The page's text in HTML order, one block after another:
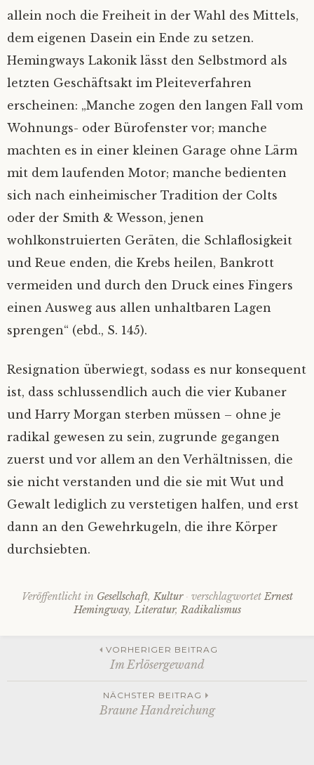
allein noch die Freiheit in der Wahl des Mittels,
dem eigenen Dasein ein Ende zu setzen.
Hemingways Lakonik lässt den Selbstmord als
letzten Geschäftsakt im Pleiteverfahren
erscheinen: „Manche zogen den langen Fall vom
Wohnungs- oder Bürofenster vor; manche
machten es in einer kleinen Garage ohne Lärm
mit dem laufenden Motor; manche bedienten
sich nach einheimischer Tradition der Colts
oder der Smith & Wesson, jenen
wohlkonstruierten Geräten, die Schlaflosigkeit
und Reue enden, die Krebs heilen, Bankrott
vermeiden und durch den Druck eines Fingers
einen Ausweg aus allen unhaltbaren Lagen
sprengen“ (ebd., S. 145).
Resignation überwiegt, sodass es nur konsequent
ist, dass schlussendlich auch die vier Kubaner
und Harry Morgan sterben müssen – ohne je
radikal gewesen zu sein, zugrunde gegangen
zuerst und vor allem an den Verhältnissen, die
sie nicht verstanden und die sie mit Wut und
Gewalt lediglich zu verstetigen halfen, und erst
dann an den Gewehrkugeln, die ihre Körper
durchsiebten.
Veröffentlicht in Gesellschaft, Kultur verschlagwortet Ernest
Hemingway, Literatur, Radikalismus
Beitrags-
Navigation
VORHERIGER BEITRAG
Im Erlösergewand
NÄCHSTER BEITRAG
Braune Handreichung